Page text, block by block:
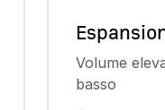
Volume
basso